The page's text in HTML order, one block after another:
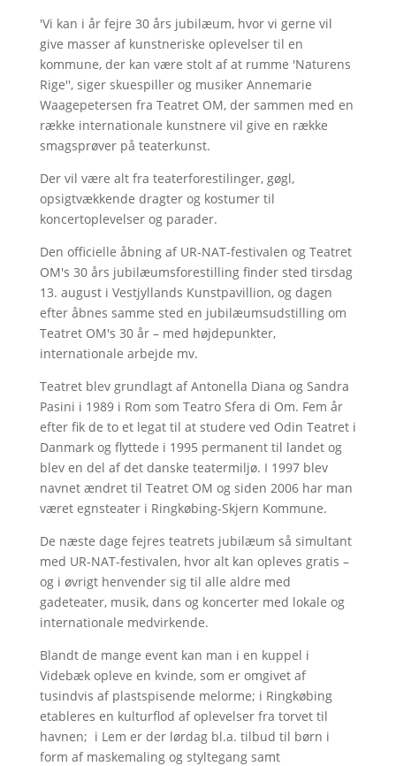
'Vi kan i år fejre 30 års jubilæum, hvor vi gerne vil
give masser af kunstneriske oplevelser til en
kommune, der kan være stolt af at rumme 'Naturens
Rige'', siger skuespiller og musiker Annemarie
Waagepetersen fra Teatret OM, der sammen med en
række internationale kunstnere vil give en række
smagsprøver på teaterkunst.
Der vil være alt fra teaterforestilinger, gøgl,
opsigtvækkende dragter og kostumer til
koncertoplevelser og parader.
Den officielle åbning af UR-NAT-festivalen og Teatret
OM's 30 års jubilæumsforestilling finder sted tirsdag
13. august i Vestjyllands Kunstpavillion, og dagen
efter åbnes samme sted en jubilæumsudstilling om
Teatret OM's 30 år – med højdepunkter,
internationale arbejde mv.
Teatret blev grundlagt af Antonella Diana og Sandra
Pasini i 1989 i Rom som Teatro Sfera di Om. Fem år
efter fik de to et legat til at studere ved Odin Teatret i
Danmark og flyttede i 1995 permanent til landet og
blev en del af det danske teatermiljø. I 1997 blev
navnet ændret til Teatret OM og siden 2006 har man
været egnsteater i Ringkøbing-Skjern Kommune.
De næste dage fejres teatrets jubilæum så simultant
med UR-NAT-festivalen, hvor alt kan opleves gratis –
og i øvrigt henvender sig til alle aldre med
gadeteater, musik, dans og koncerter med lokale og
internationale medvirkende.
Blandt de mange event kan man i en kuppel i
Videbæk opleve en kvinde, som er omgivet af
tusindvis af plastspisende melorme; i Ringkøbing
etableres en kulturflod af oplevelser fra torvet til
havnen; i Lem er der lørdag bl.a. tilbud til børn i
form af maskemaling og styltegang samt